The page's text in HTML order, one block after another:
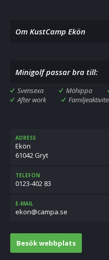
Om KustCamp Ekön
Minigolf passar bra till:
Svensexa Möhippa
After work
ADRESS
Ekön
61042 Gryt
TELEFON
0123-402 83
E-MAIL
es.apmac@noke
Besök webbplats